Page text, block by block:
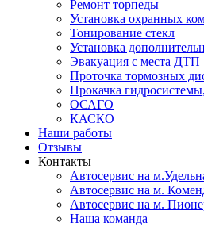
Ремонт торпеды
Установка охранных
Тонирование стекл
Установка
Эвакуация с места ДТП
Проточка тормозных
Прокачка
ОСАГО
КАСКО
Наши работы
Отзывы
Контакты
Автосервис на
Автосервис на м.
Автосервис на м.
Наша команда